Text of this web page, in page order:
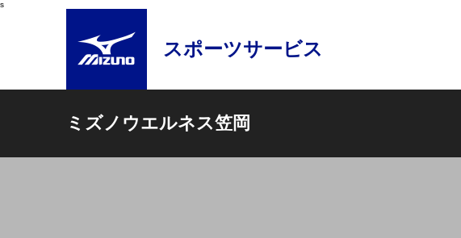
s
スポーツサービス
ミズノウエルネス笠岡